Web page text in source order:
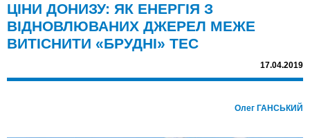
ЦІНИ ДОНИЗУ: ЯК ЕНЕРГІЯ З
ВІДНОВЛЮВАНИХ ДЖЕРЕЛ МЕЖЕ
ВИТІСНИТИ «БРУДНІ» ТЕС
17.04.2019
Олег ГАНСЬКИЙ